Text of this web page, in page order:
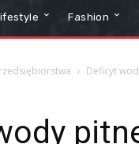
Fashion
Deficyt